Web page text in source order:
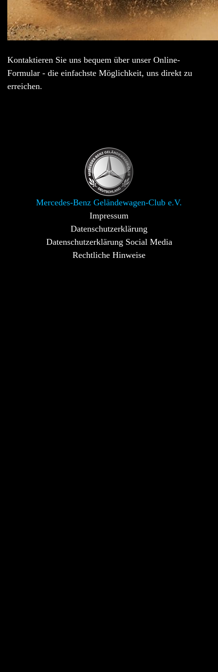
Kontaktieren Sie uns bequem über unser Online-
Formular - die einfachste Möglichkeit, uns direkt zu
erreichen.
Mercedes-Benz Geländewagen-Club e.V.
Impressum
Datenschutzerklärung
Datenschutzerklärung Social Media
Rechtliche Hinweise